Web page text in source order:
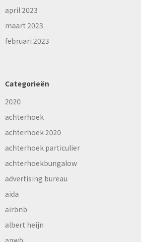
april 2023
maart 2023
februari 2023
Categorieën
2020
achterhoek
achterhoek 2020
achterhoek particulier
achterhoekbungalow
advertising bureau
aida
airbnb
albert heijn
anwb